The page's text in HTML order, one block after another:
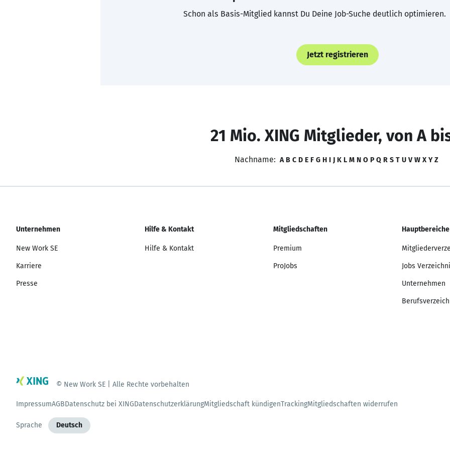
Schon als Basis-Mitglied kannst Du Deine Job-Suche deutlich optimieren.
Jetzt registrieren
21 Mio. XING Mitglieder, von A
Nachname: A B C D E F G H I J K L M N O P Q R S T U V W X Y Z
Unternehmen
New Work SE
Karriere
Presse
Hilfe & Kontakt
Hilfe & Kontakt
Mitgliedschaften
Premium
ProJobs
Hauptbereiche
Jobs
Unternehmen
© New Work SE | Alle Rechte vorbehalten
ImpressumAGBDatenschutz bei XINGDatenschutzerklärungMitgliedschaft kündigenTrackingMitgliedschaften widerrufen
Sprache Deutsch